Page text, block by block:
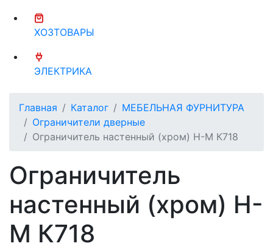
ХОЗТОВАРЫ
ЭЛЕКТРИКА
Главная Каталог
МЕБЕЛЬНАЯ ФУРНИТУРА
Ограничители дверные
Ограничитель настенный (хром) Н-М К718
Ограничитель
настенный (хром) Н-
М К718